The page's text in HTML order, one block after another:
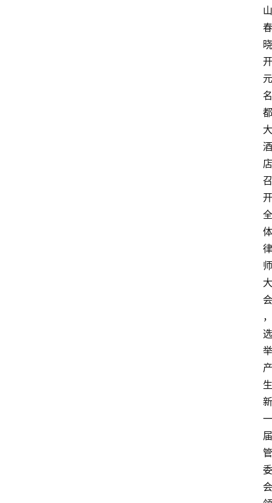
山
春
晓
开
元
名
都
大
酒
店
召
开
全
体
律
师
大
会
，
选
举
产
生
新
一
届
管
委
会